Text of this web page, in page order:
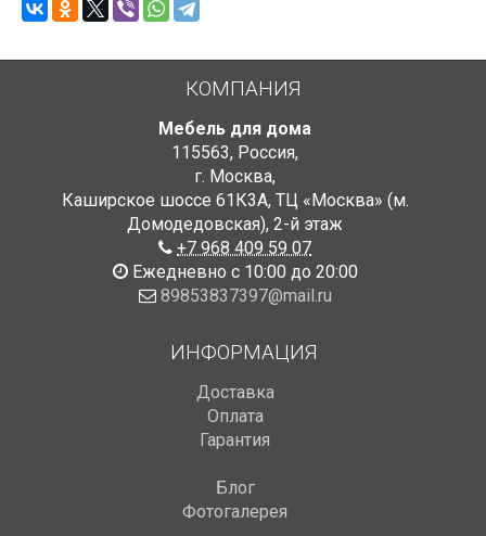
КОМПАНИЯ
Мебель для дома
115563, Россия,
г. Москва,
Каширское шоссе 61К3А, ТЦ «Москва» (м.
Домодедовская), 2-й этаж
+7 968 409 59 07
Ежедневно с 10:00 до 20:00
89853837397@mail.ru
ИНФОРМАЦИЯ
Доставка
Оплата
Гарантия
Блог
Фотогалерея